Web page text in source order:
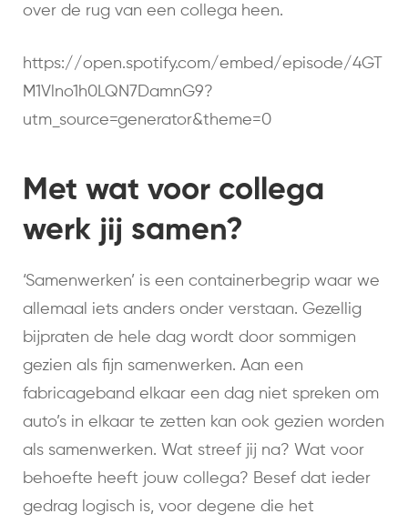
over de rug van een collega heen.
https://open.spotify.com/embed/episode/4GT
M1Vlno1h0LQN7DamnG9?
utm_source=generator&theme=0
Met wat voor collega
werk jij samen?
‘Samenwerken’ is een containerbegrip waar we
allemaal iets anders onder verstaan. Gezellig
bijpraten de hele dag wordt door sommigen
gezien als fijn samenwerken. Aan een
fabricageband elkaar een dag niet spreken om
auto’s in elkaar te zetten kan ook gezien worden
als samenwerken. Wat streef jij na? Wat voor
behoefte heeft jouw collega? Besef dat ieder
gedrag logisch is, voor degene die het